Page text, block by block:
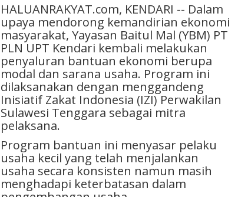
HALUANRAKYAT.com, KENDARI -- Dalam
upaya mendorong kemandirian ekonomi
masyarakat, Yayasan Baitul Mal (YBM) PT
PLN UPT Kendari kembali melakukan
penyaluran bantuan ekonomi berupa
modal dan sarana usaha. Program ini
dilaksanakan dengan menggandeng
Inisiatif Zakat Indonesia (IZI) Perwakilan
Sulawesi Tenggara sebagai mitra
pelaksana.
Program bantuan ini menyasar pelaku
usaha kecil yang telah menjalankan
usaha secara konsisten namun masih
menghadapi keterbatasan dalam